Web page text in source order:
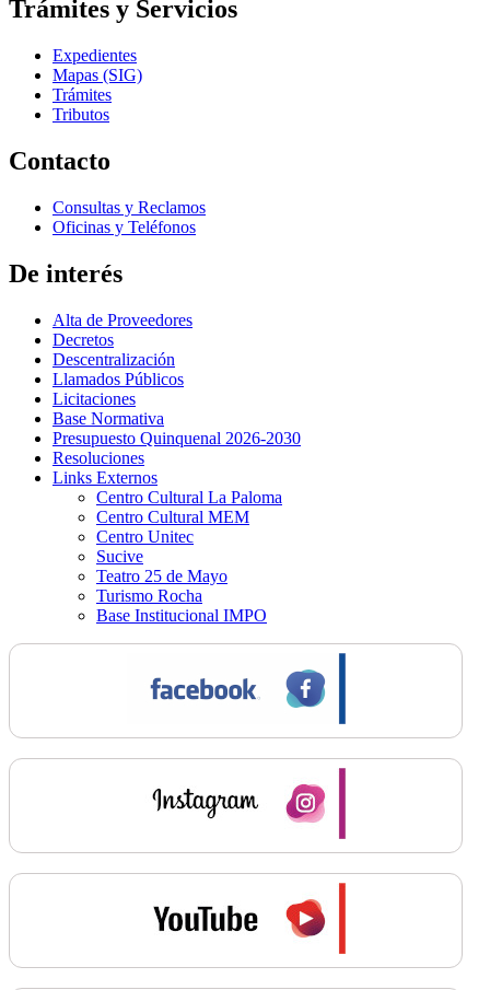
Trámites y Servicios
Expedientes
Mapas (SIG)
Trámites
Tributos
Contacto
Consultas y Reclamos
Oficinas y Teléfonos
De interés
Alta de Proveedores
Decretos
Descentralización
Llamados Públicos
Licitaciones
Base Normativa
Presupuesto Quinquenal 2026-2030
Resoluciones
Links Externos
Centro Cultural La Paloma
Centro Cultural MEM
Centro Unitec
Sucive
Teatro 25 de Mayo
Turismo Rocha
Base Institucional IMPO